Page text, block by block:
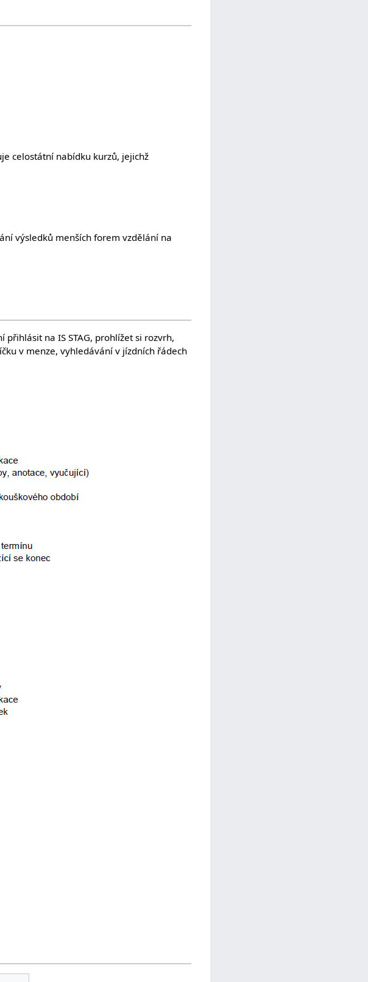
celostátní nabídku kurzů, jejichž
výsledků menších forem vzdělání na
na IS STAG, prohlížet si rozvrh,
v menze, vyhledávání v jízdních řádech